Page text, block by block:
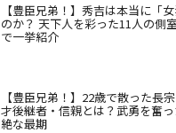
【豊臣兄弟！】秀吉は本当に「
のか？ 天下人を彩った11人の側
で一挙紹介
【豊臣兄弟！】22歳で散った長
才後継者・信親とは？武勇を奮
絶な最期